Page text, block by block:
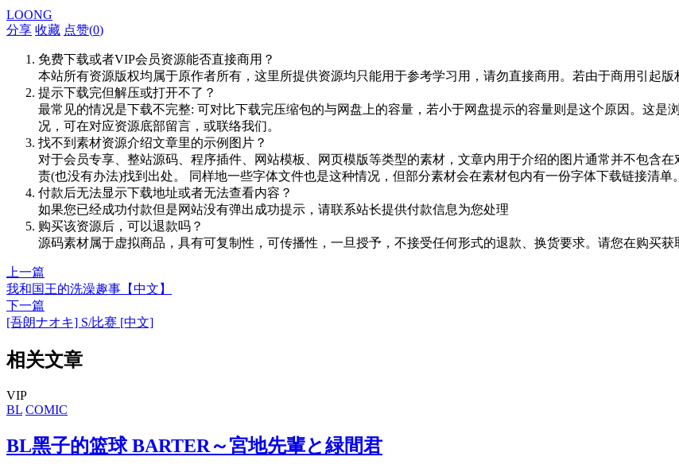
LOONG
分享 收藏 点赞(0)
免费下载或者VIP会员资源能否直接商用？
本站所有资源版权均属于原作者所有，这里所提供资源均只能用于参考学习用，请勿直接商用。若由于商用引起
提示下载完但解压或打开不了？
最常见的情况是下载不完整: 可对比下载完压缩包的与网盘上的容量，若小于网盘提示的容量则是这个原因。这是
况，可在对应资源底部留言，或联络我们。
找不到素材资源介绍文章里的示例图片？
对于会员专享、整站源码、程序插件、网站模板、网页模版等类型的素材，文章内用于介绍的图片通常并不包含
责(也没有办法)找到出处。 同样地一些字体文件也是这种情况，但部分素材会在素材包内有一份字体下载链接清单。
付款后无法显示下载地址或者无法查看内容？
如果您已经成功付款但是网站没有弹出成功提示，请联系站长提供付款信息为您处理
购买该资源后，可以退款吗？
源码素材属于虚拟商品，具有可复制性，可传播性，一旦授予，不接受任何形式的退款、换货要求。请您在购买
上一篇
我和国王的洗澡趣事【中文】
下一篇
[吾朗ナオキ] S/比赛 [中文]
相关文章
VIP
BL COMIC
BL黑子的篮球 BARTER～宮地先輩と緑間君